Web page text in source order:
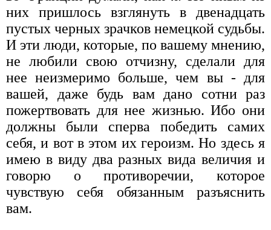
них пришлось взглянуть в двенадцать
пустых черных зрачков немецкой судьбы.
И эти люди, которые, по вашему мнению,
не любили свою отчизну, сделали для
нее не­измеримо больше, чем вы - для
вашей, даже будь вам дано сотни раз
пожертвовать для нее жизнью. Ибо они
должны были спер­ва победить самих
себя, и вот в этом их героизм. Но здесь я
имею в виду два разных вида величия и
говорю о противоре­чии, которое
чувствую себя обязанным разъяснить
вам.